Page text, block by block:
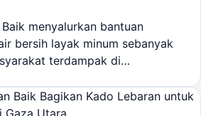
menyalurkan bantuan
bersih layak minum sebanyak
terdampak di…
Baik Bagikan Kado Lebaran untuk
Gaza Utara